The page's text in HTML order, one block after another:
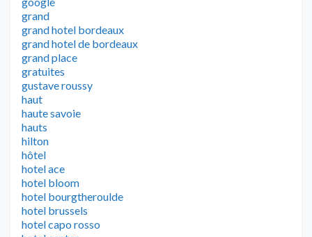
grand
grand hotel bordeaux
grand hotel de bordeaux
grand place
gratuites
gustave roussy
haut
haute savoie
hauts
hilton
hôtel
hotel ace
hotel bloom
hotel bourgtheroulde
hotel brussels
hotel capo rosso